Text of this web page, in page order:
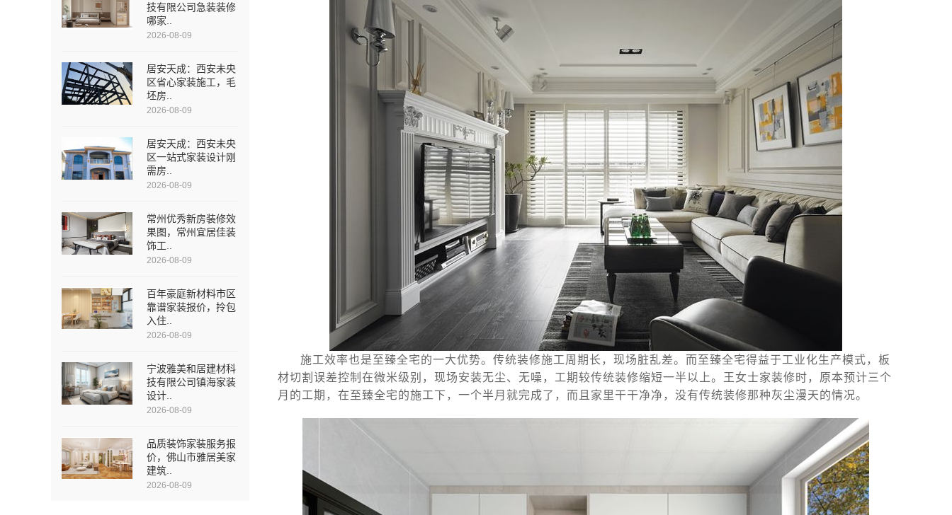
技有限公司急装装修
哪家..
2026-08-09
居安天成：西安未央
区省心家装施工，毛
坯房..
2026-08-09
居安天成：西安未央
区一站式家装设计刚
需房..
2026-08-09
常州优秀新房装修效
果图，常州宜居佳装
饰工..
2026-08-09
百年豪庭新材料市区
靠谱家装报价，拎包
入住..
2026-08-09
宁波雅美和居建材科
技有限公司镇海家装
设计..
2026-08-09
品质装饰家装服务报
价，佛山市雅居美家
建筑..
2026-08-09
施工效率也是至臻全宅的一大优势。传统装修施工周期长，现场脏乱差。而至臻全宅得益于工业化生产模式，板
材切割误差控制在微米级别，现场安装无尘、无噪，工期较传统装修缩短一半以上。王女士家装修时，原本预计三个
月的工期，在至臻全宅的施工下，一个半月就完成了，而且家里干干净净，没有传统装修那种灰尘漫天的情况。